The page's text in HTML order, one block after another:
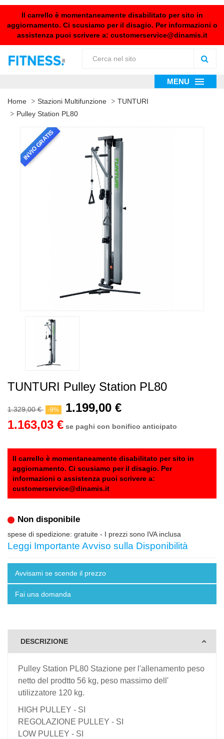
Il carrello è momentaneamente disabilitato per sito in
aggiornamento. Ci scusiamo per il disagio. Per informazioni o
assistenza puoi scrivere a: customerservice@dinamis.it
MENU
Home Stazioni Multifunzione
TUNTURI
Pulley Station PL80
INVIO GRATIS
TUNTURI Pulley Station PL80
1.329,00 € -9%
1.199,00 €
1.163,03 € se paghi con bonifico anticipato
Il carrello è momentaneamente disabilitato per sito in
aggiornamento. Ci scusiamo per il disagio. Per
informazioni o assistenza puoi scrivere a:
customerservice@dinamis.it
Non disponibile
spese di spedizione: gratuite - I prezzi sono IVA inclusa
Leggi Importante Avviso sulla Disponibilità
Avvisami se scende il prezzo
Fai una domanda
DESCRIZIONE
Pulley Station PL80 Stazione per l'allenamento peso
netto del prodtto 56 kg, peso massimo dell'
utilizzatore 120 kg.
HIGH PULLEY - SI
REGOLAZIONE PULLEY - SI
LOW PULLEY - SI